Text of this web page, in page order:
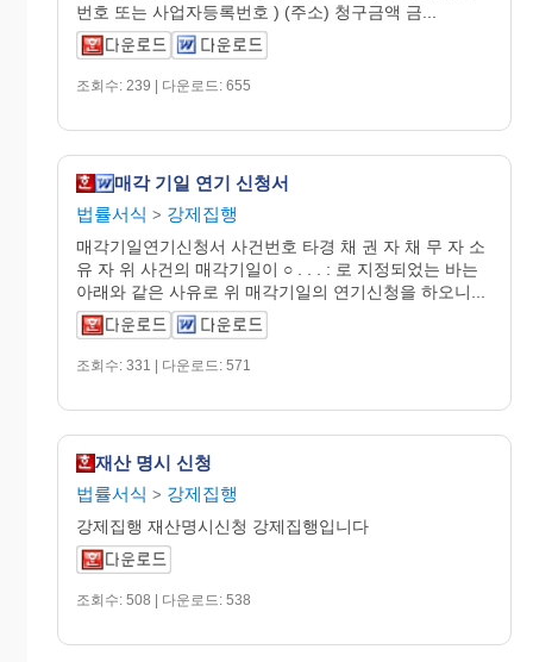
번호 또는 사업자등록번호 ) (주소) 청구금액 금...
조회수: 239 | 다운로드: 655
매각 기일 연기 신청서
법률서식 > 강제집행
매각기일연기신청서 사건번호 타경 채 권 자 채 무 자 소
유 자 위 사건의 매각기일이 ○ . . . : 로 지정되었는 바는
아래와 같은 사유로 위 매각기일의 연기신청을 하오니...
조회수: 331 | 다운로드: 571
재산 명시 신청
법률서식 > 강제집행
강제집행 재산명시신청 강제집행입니다
조회수: 508 | 다운로드: 538